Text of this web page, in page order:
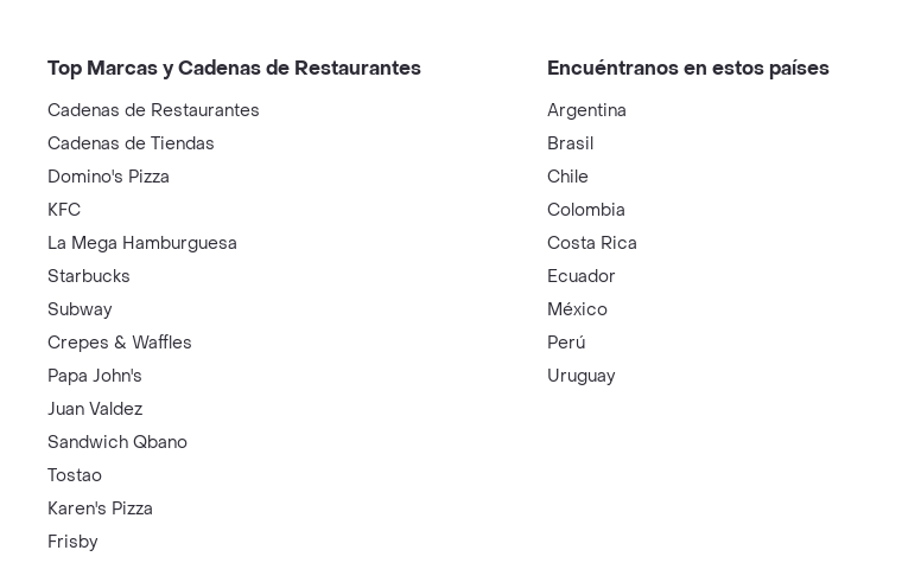
Top Marcas y Cadenas de Restaurantes
Cadenas de Restaurantes
Cadenas de Tiendas
Domino's Pizza
KFC
La Mega Hamburguesa
Starbucks
Subway
Crepes & Waffles
Papa John's
Juan Valdez
Sandwich Qbano
Tostao
Karen's Pizza
Frisby
Encuéntranos en estos países
Argentina
Brasil
Chile
Colombia
Costa Rica
Ecuador
México
Perú
Uruguay